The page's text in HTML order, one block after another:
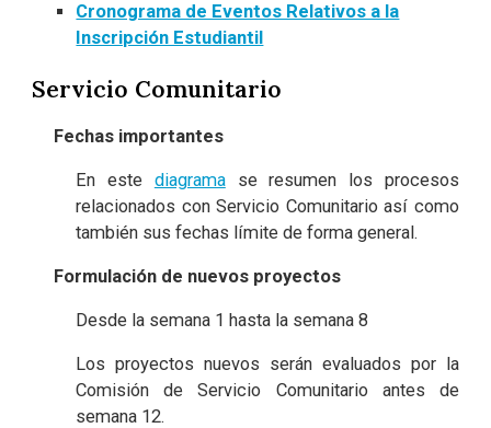
Cronograma de Eventos Relativos a la
Inscripción Estudiantil
Servicio Comunitario
Fechas importantes
En este diagramase resumen los procesos
relacionados con Servicio Comunitario así como
también sus fechas límite de forma general.
Formulación de nuevos proyectos
Desde la semana 1 hasta la semana 8
Los proyectos nuevos serán evaluados por la
Comisión de Servicio Comunitario antes de
semana 12.